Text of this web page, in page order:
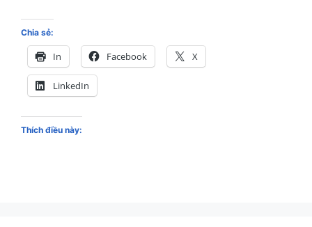
Chia sẻ:
In Facebook X
LinkedIn
Thích điều này: